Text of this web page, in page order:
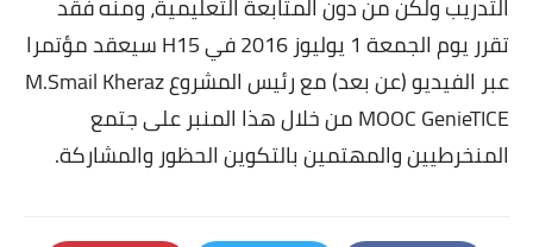
تقرر يوم الجمعة 1 يوليوز 2016 في 15
Hسيعقد مؤتمرا
عبر الفيديو (عن بعد) مع رئيس المشروعM.Smail Kheraz
MOOC GenieTICEمن خلال هذا المنبر على جتمع
المنخرطيين والمهتمين بالتكوين الحظور والمشاركة.